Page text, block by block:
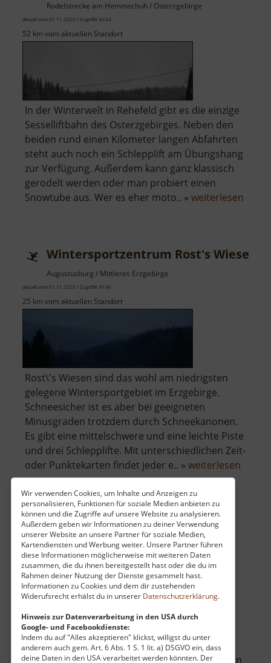
Wir verwenden Cookies, um Inhalte und Anzeigen zu
personalisieren, Funktionen für soziale Medien anbieten zu
können und die Zugriffe auf unsere Website zu analysieren.
Außerdem geben wir Informationen zu deiner Verwendung
unserer Website an unsere Partner für soziale Medien,
Kartendiensten und Werbung weiter. Unsere Partner führen
diese Informationen möglicherweise mit weiteren Daten
zusammen, die du ihnen bereitgestellt hast oder die du im
Rahmen deiner Nutzung der Dienste gesammelt hast.
Informationen zu Cookies und dem dir zustehenden
Widerufsrecht erhälst du in unserer Datenschutzerklärung.
Hinweis zur Datenverarbeitung in den USA durch
Google- und Facebookdienste:
Indem du auf "Alles akzeptieren" klickst, willigst du unter
anderem auch gem. Art. 6 Abs. 1 S. 1 lit. a) DSGVO ein, dass
deine Daten in den USA verarbeitet werden könnten. Der
Rodelstrecke am Hemmschuh / Osterzgebirge
aktuell vom 01.11.2025 / Zugriffe: 8224
52 km vom aktuellen Standort
In der Winterwelt in Rehefeld gibt es die einzige
Sesselliftbahn des Osterzgebirges. Neben den
beiden rund einen Kilometer langen Abfahrten
steht auch noch ein Schlepplift am Übungshang
zur Verfügung. Außerdem kann ganz klassisch
gerodelt werden oder man probiert einen
Snowtube aus. Wer es eher moto.. » weiterlesen
Wintersportzentrum Rost's Wiesen
Augustusburg / Mittleres Erzgebirge
aktuell vom 01.11.2025 / Zugriffe: 9146
25 km vom aktuellen Standort
Rost\'s Wiesen sind das wohl am niedrigsten
gelegene Wintersportgebiet im Erzgebirge.
Schneesicher ist es aber bei geeigneten
Minusgraden trotzdem durch Schneekanonen.
Es gibt eine mittelschwere und eine leichte Piste
und drei Schlepplifte. Mit unterschiedlichen Zeit-
oder Punktekarten findet jeder e.. » weiterlesen
Wildgehege Gelenau
Mittleres Erzgebirge
aktuell vom 30.05.2026 / Zugriffe: 6923
12 km vom aktuellen Standort
Zwischen Sommerrodelbahn und Freibad auf
einer Wiese tummelt sich Dammwild. Geht man